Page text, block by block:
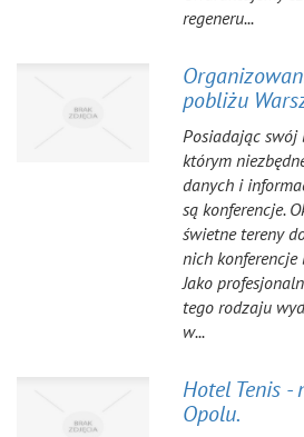
regeneru...
pobliżu
Posiadając swój
którym
danych i
są konferencje.
świetne tereny
nich konferencje
Jako
tego rodzaju
w...
Hotel Tenis -
Opolu.